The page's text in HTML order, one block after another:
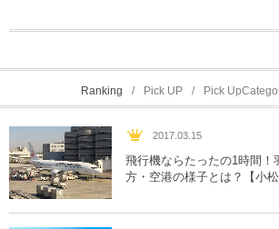
Ranking Pick UP Pick
2017.03.15
飛行機ならたったの1時間
方・空港の様子とは？【小松